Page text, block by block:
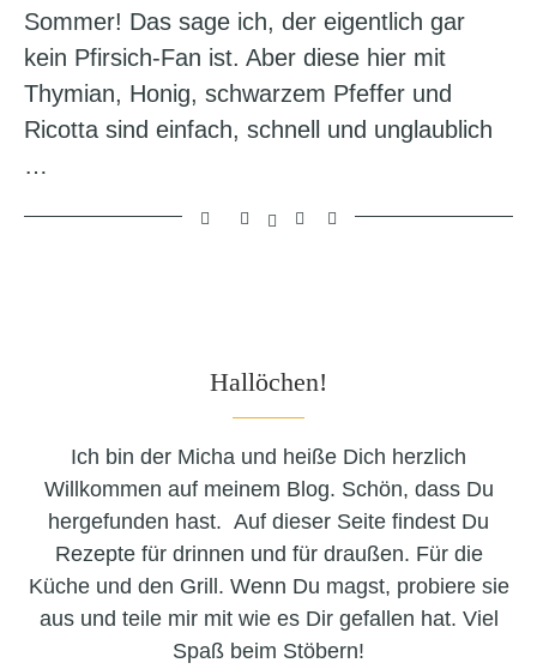
Sommer! Das sage ich, der eigentlich gar
kein Pfirsich-Fan ist. Aber diese hier mit
Thymian, Honig, schwarzem Pfeffer und
Ricotta sind einfach, schnell und unglaublich
…
Hallöchen!
Ich bin der Micha und heiße Dich herzlich
Willkommen auf meinem Blog. Schön, dass Du
hergefunden hast. Auf dieser Seite findest Du
Rezepte für drinnen und für draußen. Für die
Küche und den Grill. Wenn Du magst, probiere sie
aus und teile mir mit wie es Dir gefallen hat. Viel
Spaß beim Stöbern!